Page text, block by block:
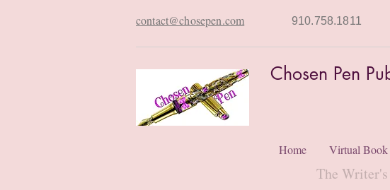
Chosen Pen
contact@chosepen.com 910.758.1811
Home Virtual Book
The